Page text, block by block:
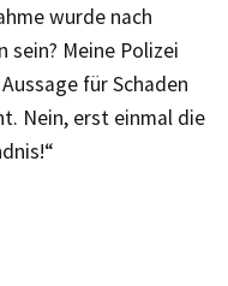
wurde nach
Meine Polizei
für Schaden
Nein, erst einmal die